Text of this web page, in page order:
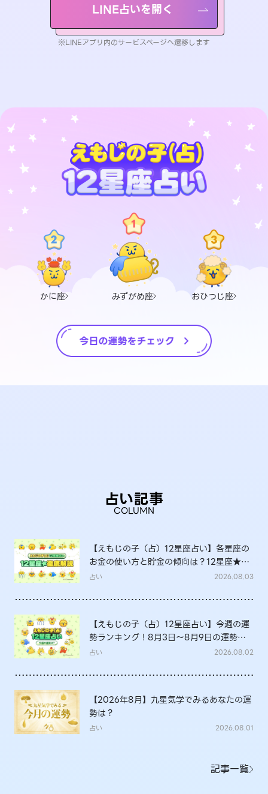
LINE占いを開く
※LINEアプリ内のサービスページへ遷移します
かに座 みずがめ座 おひつじ座
占い記事
COLUMN
【えもじの子（占）12星座占い】各星座の
お金の使い方と貯金の傾向は？12星座★徹
底解説
占い 2026.08.03
【えもじの子（占）12星座占い】今週の運
勢ランキング！8月3日～8月9日の運勢
は？
占い 2026.08.02
【2026年8月】九星気学でみるあなたの運
勢は？
占い 2026.08.01
記事一覧